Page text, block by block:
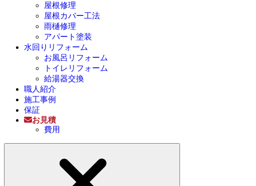
屋根修理
屋根カバー工法
雨樋修理
アパート塗装
水回りリフォーム
お風呂リフォーム
トイレリフォーム
給湯器交換
職人紹介
施工事例
保証
お見積
費用